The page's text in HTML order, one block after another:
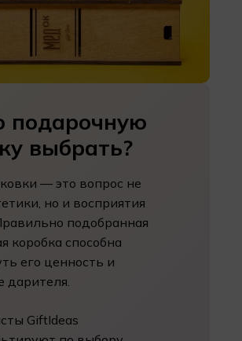
подарочную
выбрать?
— это вопрос не
но и восприятия
подобранная
коробка способна
его ценность и
дарителя.
GiftIdeas